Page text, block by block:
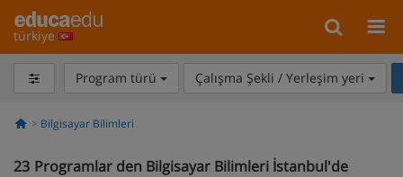
türkiye
Program türü Çalışma Şekli / Yerleşim yeri
Bilgisayar Bilimleri
23 Programlar den Bilgisayar Bilimleri İstanbul'de